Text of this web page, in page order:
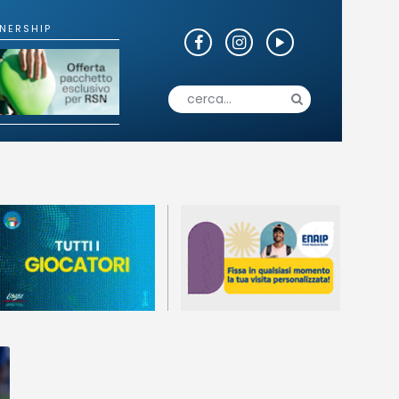
Fotogallery